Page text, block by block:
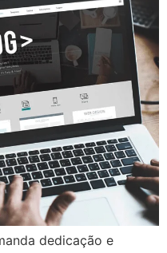
dedicação e